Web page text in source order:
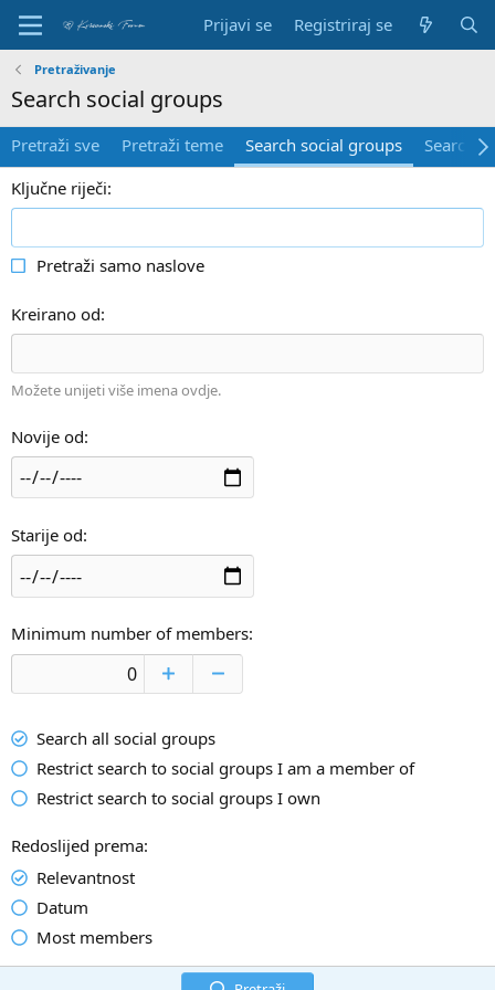
Prijavi se Registriraj se
Pretraživanje
Search social groups
Pretraži sve Pretraži teme Search social groups
Search
Ključne riječi
Pretraži samo naslove
Kreirano od
Možete unijeti više imena ovdje.
Novije od
Starije od
Minimum number of members
Search all social groups
Restrict search to social groups I am a member of
Restrict search to social groups I own
Redoslijed prema
Relevantnost
Datum
Most members